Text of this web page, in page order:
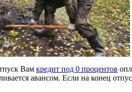
Вам кредит под 0 процентов
авансом. Если на конец